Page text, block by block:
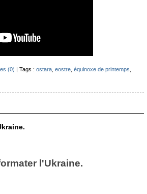
(0) | Tags : ostara, eostre, équinoxe de printemps,
l'Ukraine.